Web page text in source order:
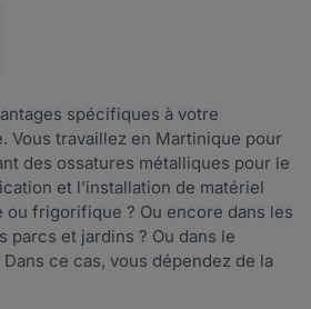
spécifiques à votre
Vous travaillez en Martinique pour
des ossatures métalliques pour le
et l’installation de matériel
ou frigorifique ? Ou encore dans les
parcs et jardins ? Ou dans le
ce cas, vous dépendez de la